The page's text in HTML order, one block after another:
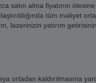
satın alma fiyatının
tüm maliyet
lazerinizin yatırım
ortadan kaldırılmasına